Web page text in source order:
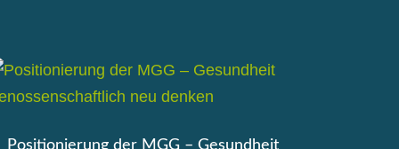
Positionierung der MGG – Gesundheit